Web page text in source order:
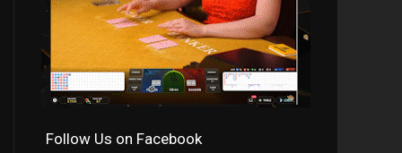
Follow Us on Facebook